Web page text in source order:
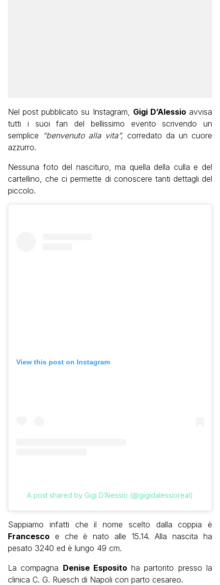
Nel post pubblicato su Instagram, Gigi D’Alessioavvisa
tutti i suoi fan del bellissimo evento scrivendo un
semplice “benvenuto alla vita”, corredato da un cuore
azzurro.
Nessuna foto del nascituro, ma quella della culla e del
cartellino, che ci permette di conoscere tanti dettagli del
piccolo.
View this post on Instagram
A post shared by Gigi D’Alessio (@gigidalessioreal)
Sappiamo infatti che il nome scelto dalla coppia è
Francesco e che è nato alle 15.14. Alla nascita ha
pesato 3240 ed è lungo 49 cm.
La compagna Denise Espositoha partorito presso la
clinica C. G. Ruesch di Napoli con parto cesareo.